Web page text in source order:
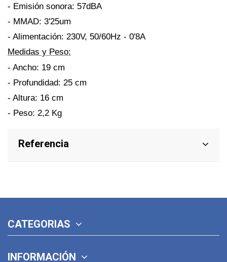
- Emisión sonora: 57dBA
- MMAD: 3'25um
- Alimentación: 230V, 50/60Hz - 0'8A
Medidas y Peso:
- Ancho: 19 cm
- Profundidad: 25 cm
- Altura: 16 cm
- Peso: 2,2 Kg
Referencia
CATEGORIAS
INFORMACIÓN